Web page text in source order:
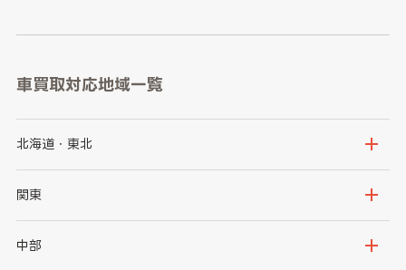
車買取対応地域一覧
北海道・東北
北海道
岩手県
関東
茨城県
中部